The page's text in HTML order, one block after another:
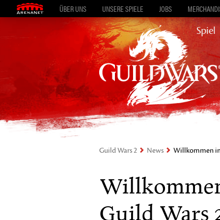
ÜBER UNS UNSERE SPIELE JOBS
Spiel
Guild Wars 2 News Willkommen in
Guild Wars